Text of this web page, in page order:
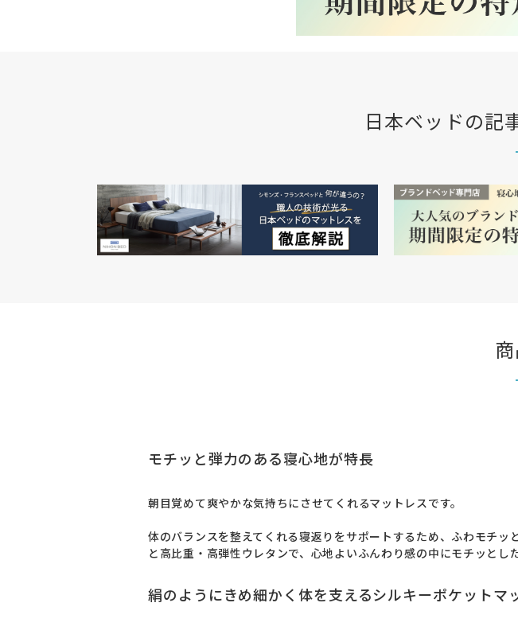
日本ベッドの記
モチッと弾力のある寝心地が特長
朝目覚めて爽やかな気持ちにさせてくれるマットレスです。
体のバランスを整えてくれる寝返りをサポートするため、ふわモチ
と高比重・高弾性ウレタンで、心地よいふんわり感の中にモチッとし
絹のようにきめ細かく体を支えるシルキーポケットマ